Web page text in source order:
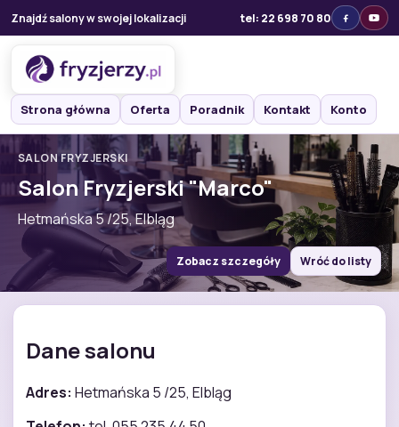
Znajdź salony w swojej lokalizacji tel: 22 698 70 80
Strona główna Oferta Poradnik Kontakt Konto
SALON FRYZJERSKI
Salon Fryzjerski "Marco"
Hetmańska 5 /25, Elbląg
Zobacz szczegóły Wróć do listy
Dane salonu
Adres: Hetmańska 5 /25, Elbląg